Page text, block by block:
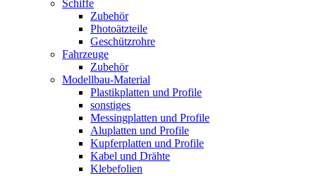
Schiffe
Zubehör
Photoätzteile
Geschützrohre
Fahrzeuge
Zubehör
Modellbau-Material
Plastikplatten und Profile
sonstiges
Messingplatten und Profile
Aluplatten und Profile
Kupferplatten und Profile
Kabel und Drähte
Klebefolien